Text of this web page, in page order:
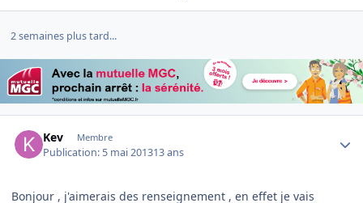
2 semaines plus tard...
Kev Membre
Publication: 5 mai 201313 ans
Bonjour , j'aimerais des renseignement , en effet je vais